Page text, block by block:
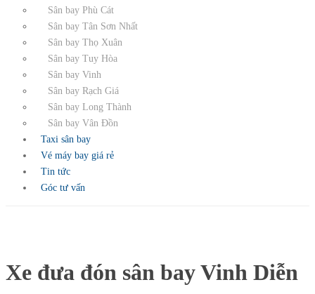
Sân bay Phù Cát
Sân bay Tân Sơn Nhất
Sân bay Thọ Xuân
Sân bay Tuy Hòa
Sân bay Vinh
Sân bay Rạch Giá
Sân bay Long Thành
Sân bay Vân Đồn
Taxi sân bay
Vé máy bay giá rẻ
Tin tức
Góc tư vấn
Xe đưa đón sân bay Vinh Diễn